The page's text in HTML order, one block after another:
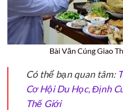
Bài Văn Cúng Giao
Có thể bạn quan tâm:
Cơ Hội Du Học, Định
Thế Giới